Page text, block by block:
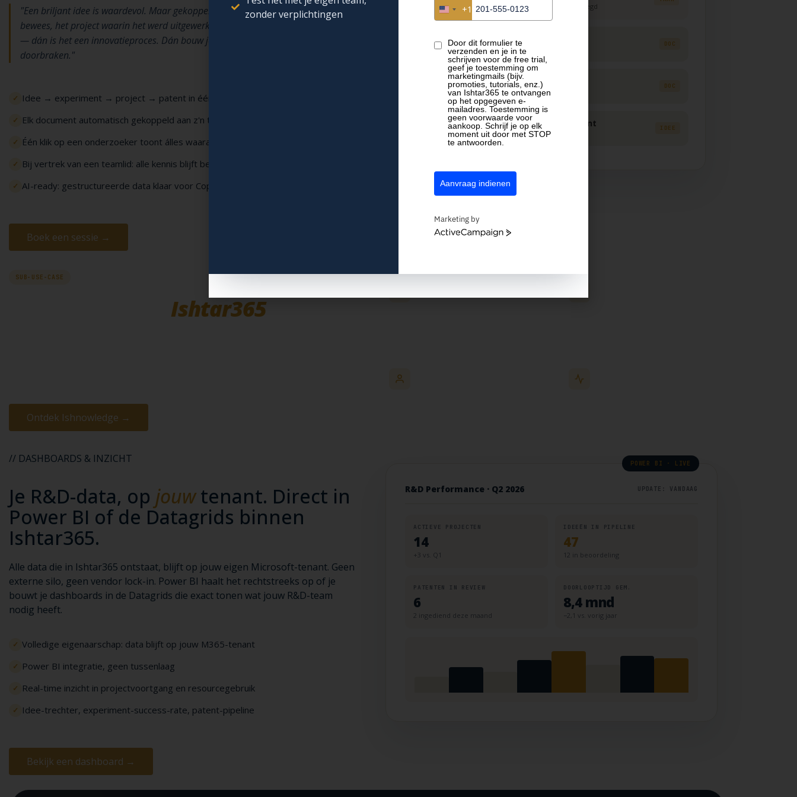
"Een briljant idee is waardevol. Maar gekoppeld aan het experiment dat het
bewees, het project waarin het werd uitgewerkt, en het patent dat eruit voortkwam
— dán is het een innovatieproces. Dán bouw je structureel aan toekomstige
doorbraken."
Idee → experiment → project → patent in één doorklikbare flow
Elk document automatisch gekoppeld aan z'n taak en project
Één klik op een onderzoeker toont álles waaraan hij werkt
Bij vertrek van een teamlid: alle kennis blijft beschikbaar
AI-ready: gestructureerde data klaar voor Copilot & Power BI
Boek een sessie →
Validatie prototype · resultaten vastgelegd
Testrapport v3.2.docx
Versie 12 · 47 KB · door Sarah V.
DOC
Patent-aanvraag draft
Status: in review · advocaat ingelicht
DOC
Idee #047: low-power variant
Goedgekeurd · klaar voor scoping
IDEE
SUB-USE-CASE
Ishtar365.
Ontdek Ishnowledge →
// DASHBOARDS & INZICHT
Je R&D-data, op jouwtenant. Direct in
Power BI of de Datagrids binnen
Ishtar365.
Alle data die in Ishtar365 ontstaat, blijft op jouw eigen Microsoft-tenant. Geen
externe silo, geen vendor lock-in. Power BI haalt het rechtstreeks op of je
bouwt je dashboards in de Datagrids die exact tonen wat jouw R&D-team
nodig heeft.
Volledige eigenaarschap: data blijft op jouw M365-tenant
Power BI integratie, geen tussenlaag
Real-time inzicht in projectvoortgang en resourcegebruik
Idee-trechter, experiment-success-rate, patent-pipeline
Bekijk een dashboard →
POWER BI · LIVE
R&D Performance · Q2 2026 UPDATE: VANDAAG
ACTIEVE PROJECTEN
14
+3 vs. Q1
IDEEËN IN PIPELINE
47
12 in beoordeling
PATENTEN IN REVIEW
6
2 ingediend deze maand
DOORLOOPTIJD GEM.
8,4 mnd
−2,1 vs. vorig jaar
zonder verplichtingen
United States +1
+1
Door dit formulier te
verzenden en je in te
schrijven voor de free trial,
geef je toestemming om
marketingmails (bijv.
promoties, tutorials, enz.)
van Ishtar365 te ontvangen
op het opgegeven e-
mailadres. Toestemming is
geen voorwaarde voor
aankoop. Schrijf je op elk
moment uit door met STOP
te antwoorden.
Aanvraag indienen
Marketing by
ActiveCampaign